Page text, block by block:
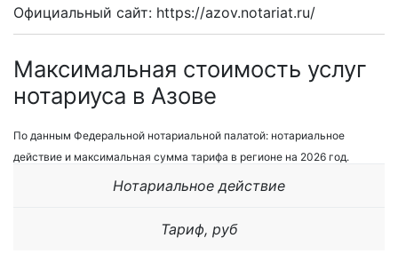
Официальный сайт: https://azov.notariat.ru/
Максимальная стоимость услуг
нотариуса в Азове
По данным Федеральной нотариальной палатой: нотариальное
действие и максимальная сумма тарифа в регионе на 2026 год.
Нотариальное действие
Тариф, руб